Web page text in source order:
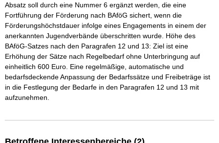
Absatz soll durch eine Nummer 6 ergänzt werden, die eine
Fortführung der Förderung nach BAföG sichert, wenn die
Förderungshöchstdauer infolge eines Engagements in einem der
anerkannten Jugendverbände überschritten wurde. Höhe des
BAföG-Satzes nach den Paragrafen 12 und 13: Ziel ist eine
Erhöhung der Sätze nach Regelbedarf ohne Unterbringung auf
einheitlich 600 Euro. Eine regelmäßige, automatische und
bedarfsdeckende Anpassung der Bedarfssätze und Freibeträge ist
in die Festlegung der Bedarfe in den Paragrafen 12 und 13 mit
aufzunehmen.